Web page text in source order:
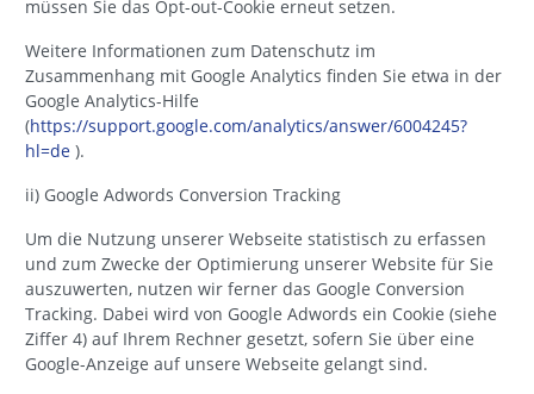
müssen Sie das Opt-out-Cookie erneut setzen.
Weitere Informationen zum Datenschutz im
Zusammenhang mit Google Analytics finden Sie etwa in der
Google Analytics-Hilfe
(https://support.google.com/analytics/answer/6004245?
hl=de ).
ii) Google Adwords Conversion Tracking
Um die Nutzung unserer Webseite statistisch zu erfassen
und zum Zwecke der Optimierung unserer Website für Sie
auszuwerten, nutzen wir ferner das Google Conversion
Tracking. Dabei wird von Google Adwords ein Cookie (siehe
Ziffer 4) auf Ihrem Rechner gesetzt, sofern Sie über eine
Google-Anzeige auf unsere Webseite gelangt sind.